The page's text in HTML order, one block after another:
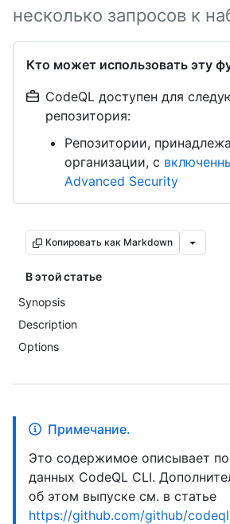
несколько запросов к
Кто может использовать эту
CodeQL доступен для
репозитория:
Репозитории,
организации, с
Advanced Security
Копировать как Markdown
В этой статье
Synopsis
Description
Options
Примечание.
Это содержимое описывает
данных CodeQL CLI.
об этом выпуске см. в статье
https://github.com/github/